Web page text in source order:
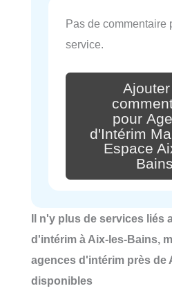
Pas de commentaire
service.
pour
d'Intérim
Espace
Bains
Il n'y plus de services liés
d'intérim à Aix-les-Bains,
agences d'intérim près de
disponibles